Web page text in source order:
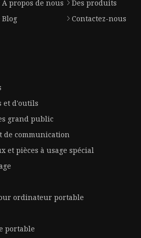
À propos de nous
Des produits
Blog
Contactez-nous
et d'outils
grand public
de communication
et pièces à usage spécial
ordinateur portable
portable